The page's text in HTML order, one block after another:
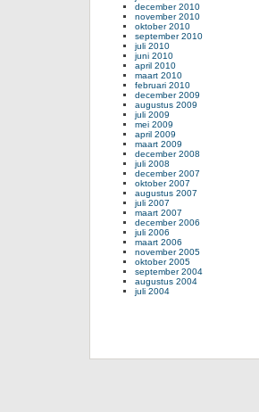
december 2010
november 2010
oktober 2010
september 2010
juli 2010
juni 2010
april 2010
maart 2010
februari 2010
december 2009
augustus 2009
juli 2009
mei 2009
april 2009
maart 2009
december 2008
juli 2008
december 2007
oktober 2007
augustus 2007
juli 2007
maart 2007
december 2006
juli 2006
maart 2006
november 2005
oktober 2005
september 2004
augustus 2004
juli 2004